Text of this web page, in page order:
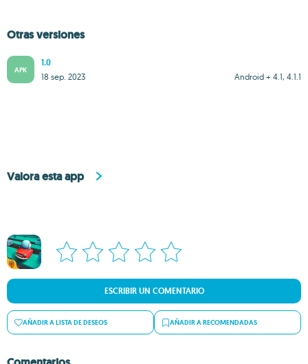
Otras versiones
APK
1.0
Android + 4.1, 4.1.1
18 sep. 2023
Valora esta app
ESCRIBIR UN COMENTARIO
AÑADIR A LISTA DE DESEOS AÑADIR A RECOMENDADAS